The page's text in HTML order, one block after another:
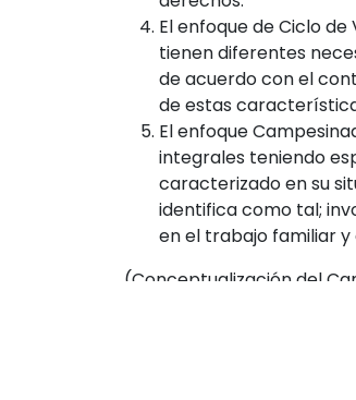
El enfoque de Ciclo
tienen diferentes
de acuerdo con el
de estas
El enfoque
integrales teniendo
caracterizado en su
identifica como tal;
en el trabajo familiar
(Conceptualización del